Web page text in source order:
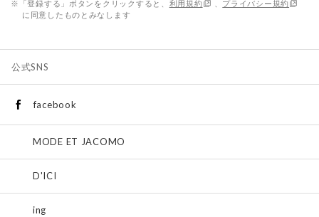
※「登録する」ボタンをクリックすると、 利用規約
プライバシー規約
に同意したものとみなします
公式SNS
facebook
MODE ET JACOMO
D'ICI
ing